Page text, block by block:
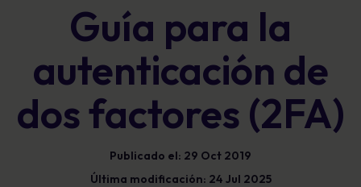
Guía para la
autenticación de
dos factores (2FA)
Publicado el: 29 Oct 2019
Última modificación: 24 Jul 2025